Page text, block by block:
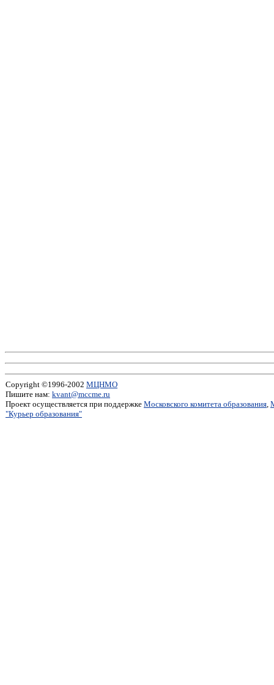
Copyright ©1996-2002 МЦНМО
Пишите нам: kvant@mccme.ru
Проект осуществляется при поддержке Московского комитета образования,
"Курьер образования"